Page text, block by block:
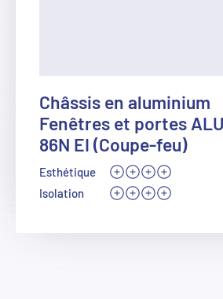
Châssis en aluminium
Fenêtres et portes
86N EI (Coupe-feu)
Esthétique
Isolation